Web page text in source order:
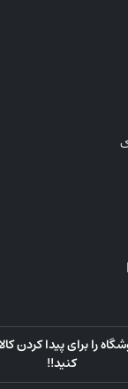
را برای پیدا کردن
کنید!!